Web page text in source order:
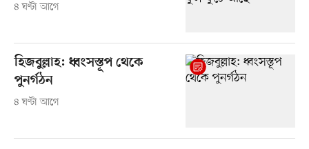
৪ ঘণ্টা আগে
হিজবুল্লাহ: ধ্বংসস্তূপ থেকে
পুনর্গঠন
৪ ঘণ্টা আগে